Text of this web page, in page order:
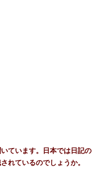
います。日本では日記
れているのでしょうか。